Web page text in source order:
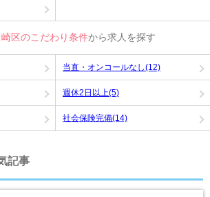
区のこだわり条件から求人を探す
当直・オンコールなし(12)
週休2日以上(5)
社会保険完備(14)
記事